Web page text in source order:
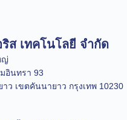
ส เทคโนโลยี จำกัด
ญ่
อินทรา 93
ว เขตคันนายาว กรุงเทพ 10230